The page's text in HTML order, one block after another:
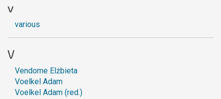
v
various
V
Vendome Elżbieta
Voelkel Adam
Voelkel Adam (red.)